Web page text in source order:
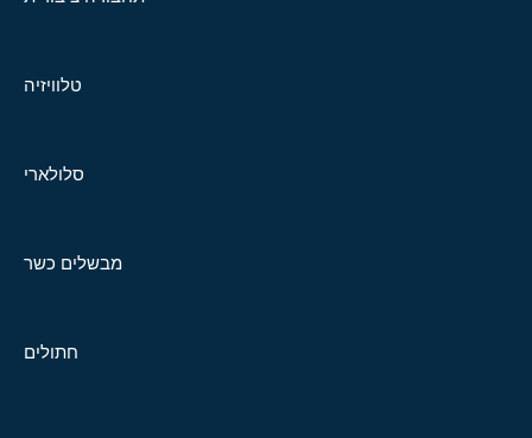
טלוויזיה
סלולארי
מבשלים כשר
חתולים